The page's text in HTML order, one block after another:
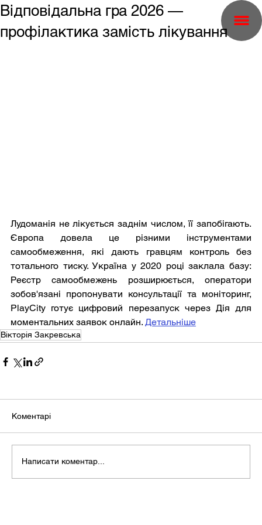
Відповідальна гра 2026 —
профілактика замість лікування
Лудоманія не лікується заднім числом, її запобігають.
Європа довела це різними інструментами
самообмеження, які дають гравцям контроль без
тотального тиску. Україна у 2020 році заклала базу:
Реєстр самообмежень розширюється, оператори
зобов'язані пропонувати консультації та моніторинг,
PlayCity готує цифровий перезапуск через Дія для
моментальних заявок онлайн. Детальніше
Вікторія Закревська
Коментарі
Написати коментар...